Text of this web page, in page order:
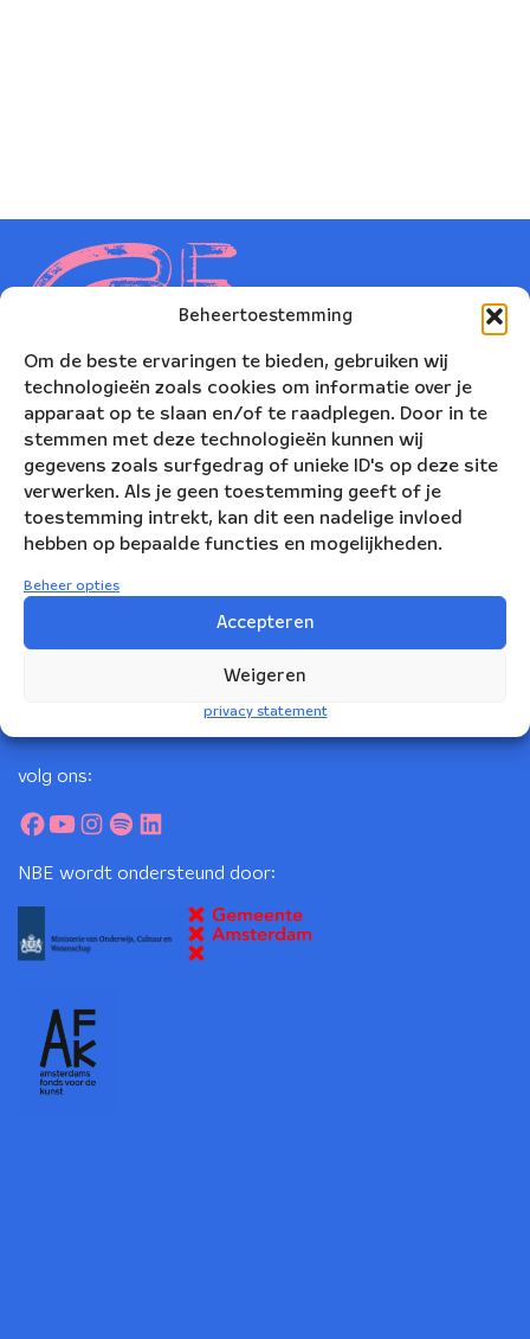
Beheertoestemming
Om de beste ervaringen te bieden, gebruiken wij
technologieën zoals cookies om informatie over je
apparaat op te slaan en/of te raadplegen. Door in te
stemmen met deze technologieën kunnen wij
gegevens zoals surfgedrag of unieke ID's op deze site
verwerken. Als je geen toestemming geeft of je
toestemming intrekt, kan dit een nadelige invloed
hebben op bepaalde functies en mogelijkheden.
Beheer opties
Accepteren
Weigeren
privacy statement
Nederlands Blazers Ensemble
Korte Leidsedwarsstraat 12
volg ons:
NBE wordt ondersteund door: